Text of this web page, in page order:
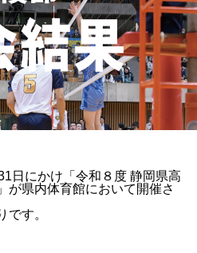
日にかけ「令和８度 静岡県高
が県内体育館において開催さ
す。